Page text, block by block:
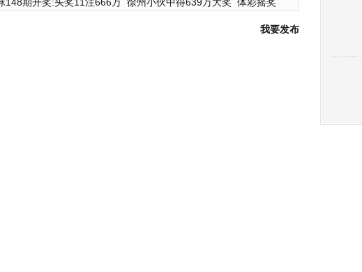
我要发布